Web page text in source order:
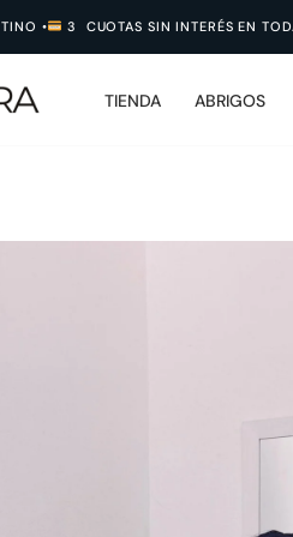
3 CUOTAS SIN INTERÉS EN TODA LA
TIENDA ABRIGOS